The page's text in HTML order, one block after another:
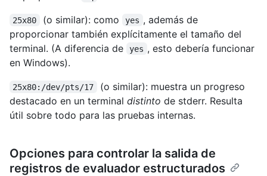
25x80 (o similar): como yes , además de
proporcionar también explícitamente el tamaño del
terminal. (A diferencia de
yes , esto debería funcionar
en Windows).
25x80:/dev/pts/17
(o similar): muestra un progreso
destacado en un terminal distinto de stderr. Resulta
útil sobre todo para las pruebas internas.
Opciones para controlar la salida de
registros de evaluador estructurados